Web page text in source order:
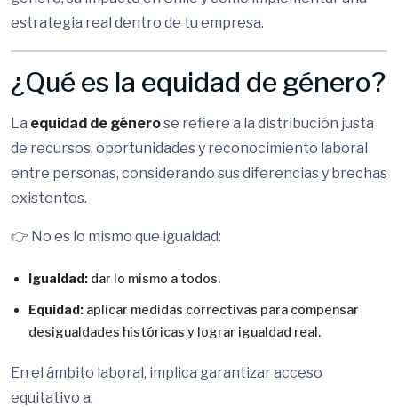
estrategia real dentro de tu empresa.
¿Qué es la equidad de género?
La equidad de génerose refiere a la distribución justa
de recursos, oportunidades y reconocimiento laboral
entre personas, considerando sus diferencias y brechas
existentes.
👉 No es lo mismo que igualdad:
Igualdad: dar lo mismo a todos.
Equidad: aplicar medidas correctivas para compensar
desigualdades históricas y lograr igualdad real.
En el ámbito laboral, implica garantizar acceso
equitativo a: